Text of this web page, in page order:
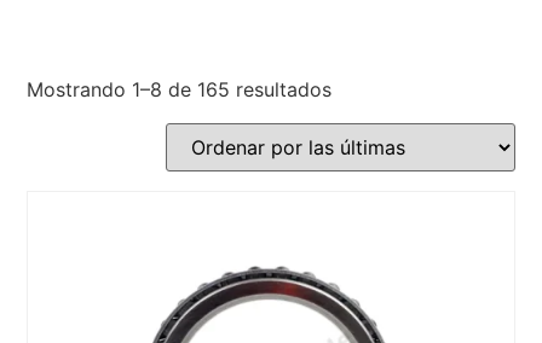
Mostrando 1–8 de 165 resultados